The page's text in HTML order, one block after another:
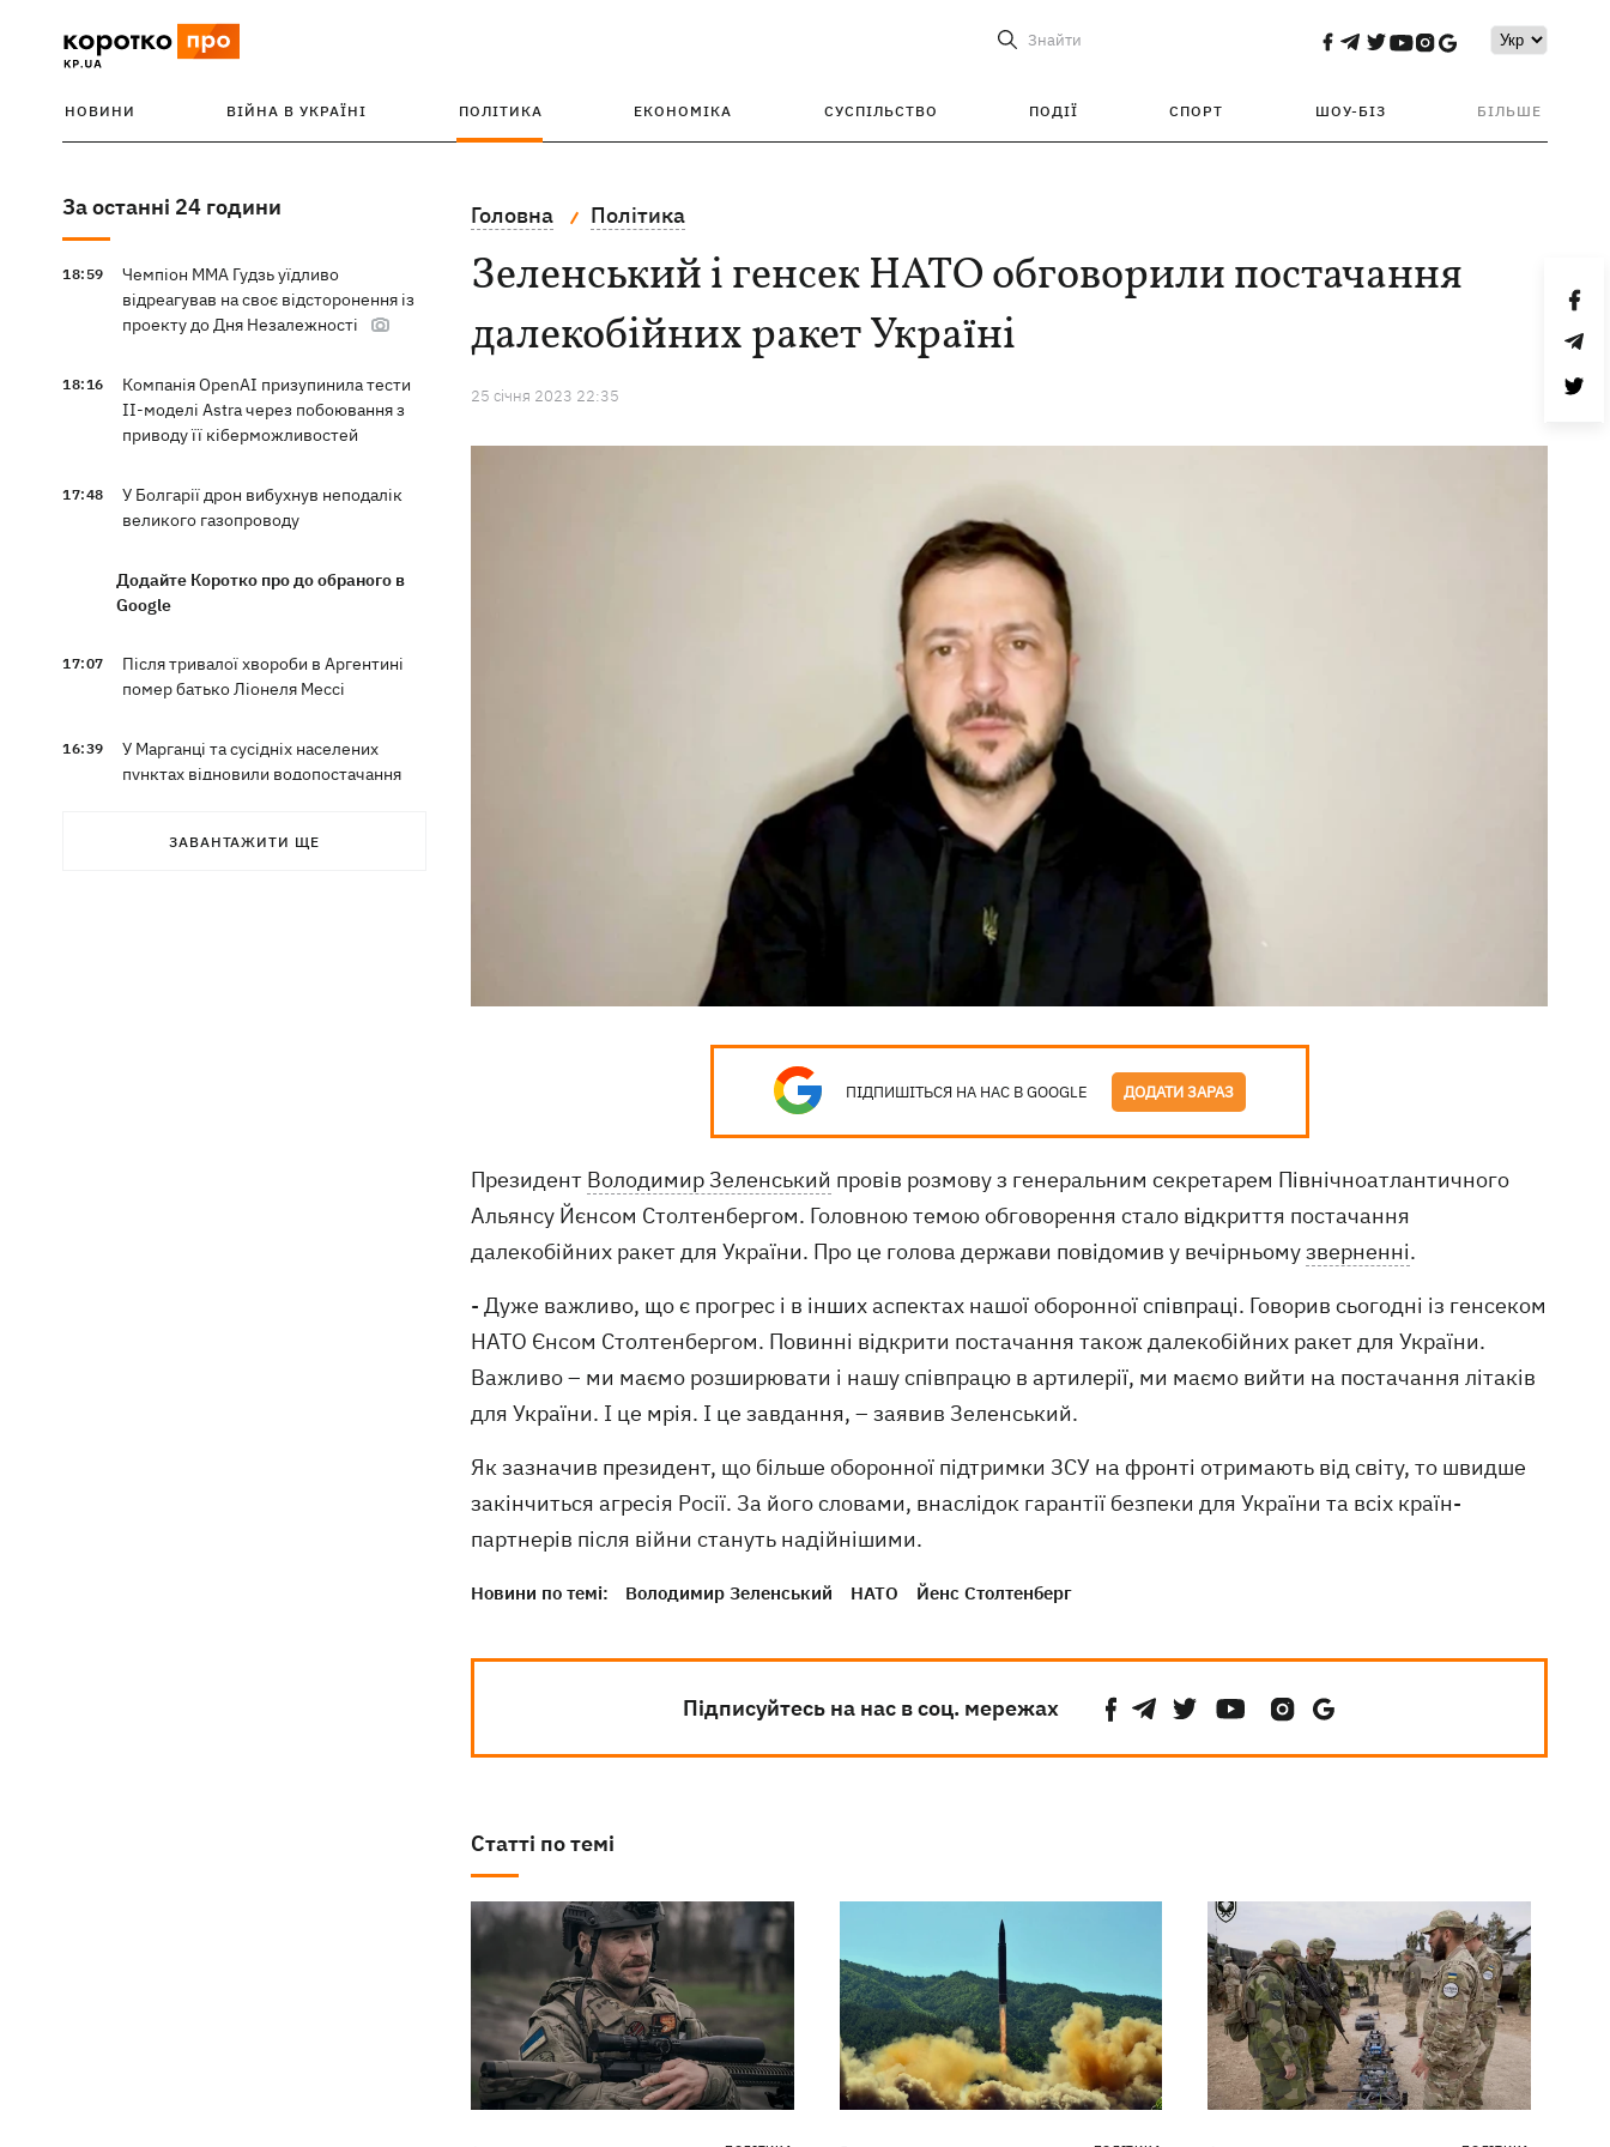
Знайти
НОВИНИ ВІЙНА В УКРАЇНІ ПОЛІТИКА ЕКОНОМІКА СУСПІЛЬСТВО ПОДІЇ СПОРТ ШОУ-БІЗ БІЛЬШЕ
За останні 24 години
18:59
Чемпіон ММА Гудзь уїдливо
відреагував на своє відсторонення із
проекту до Дня Незалежності
18:16
Компанія OpenAI призупинила тести
ІІ-моделі Astra через побоювання з
приводу її кіберможливостей
17:48
У Болгарії дрон вибухнув неподалік
великого газопроводу
Додайте Коротко про до обраного в
Google
17:07
Після тривалої хвороби в Аргентині
помер батько Ліонеля Мессі
16:39
У Марганці та сусідніх населених
пунктах відновили водопостачання
Росіяни атакували рейсовий автобус у
ЗАВАНТАЖИТИ ЩЕ
Головна Політика
Зеленський і генсек НАТО обговорили постачання
далекобійних ракет Україні
25 сiчня 2023 22:35
ПІДПИШІТЬСЯ НА НАС В GOOGLE ДОДАТИ ЗАРАЗ
Президент Володимир Зеленський провів розмову з генеральним секретарем Північноатлантичного
Альянсу Йєнсом Столтенбергом. Головною темою обговорення стало відкриття постачання
далекобійних ракет для України. Про це голова держави повідомив у вечірньомузверненні.
- Дуже важливо, що є прогрес і в інших аспектах нашої оборонної співпраці. Говорив сьогодні із генсеком
НАТО Єнсом Столтенбергом. Повинні відкрити постачання також далекобійних ракет для України.
Важливо – ми маємо розширювати і нашу співпрацю в артилерії, ми маємо вийти на постачання літаків
для України. І це мрія. І це завдання, – заявив Зеленський.
Як зазначив президент, що більше оборонної підтримки ЗСУ на фронті отримають від світу, то швидше
закінчиться агресія Росії. За його словами, внаслідок гарантії безпеки для України та всіх країн-
партнерів після війни стануть надійнішими.
Новини по темі: Володимир Зеленський НАТО Йенс Столтенберг
Підписуйтесь на нас в соц. мережах
Статті по темі